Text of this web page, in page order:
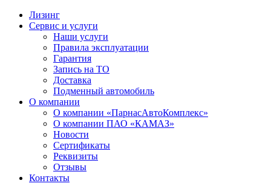
Лизинг
Сервис и услуги
Наши услуги
Правила эксплуатации
Гарантия
Запись на ТО
Доставка
Подменный автомобиль
О компании
О компании «ПарнасАвтоКомплекс»
О компании ПАО «КАМАЗ»
Новости
Сертификаты
Реквизиты
Отзывы
Контакты